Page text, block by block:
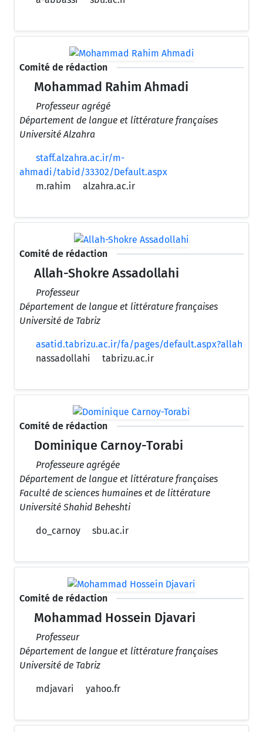
Comité de rédaction
Mohammad Rahim Ahmadi
Professeur agrégé
Département de langue et littérature françaises
Université Alzahra
staff.alzahra.ac.ir/m-
ahmadi/tabid/33302/Default.aspx
m.rahim
alzahra.ac.ir
Comité de rédaction
Allah-Shokre Assadollahi
Professeur
Département de langue et littérature françaises
Université de Tabriz
asatid.tabrizu.ac.ir/fa/pages/default.aspx?allah
nassadollahi
tabrizu.ac.ir
Comité de rédaction
Dominique Carnoy-Torabi
Professeure agrégée
Département de langue et littérature françaises
Faculté de sciences humaines et de littérature
Université Shahid Beheshti
do_carnoy sbu.ac.ir
Comité de rédaction
Mohammad Hossein Djavari
Professeur
Département de langue et littérature françaises
Université de Tabriz
mdjavari yahoo.fr